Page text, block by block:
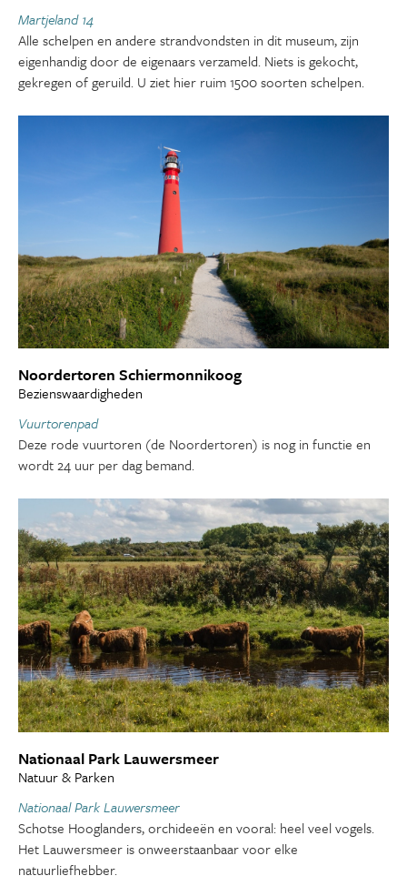
Martjeland 14
Alle schelpen en andere strandvondsten in dit museum, zijn
eigenhandig door de eigenaars verzameld. Niets is gekocht,
gekregen of geruild. U ziet hier ruim 1500 soorten schelpen.
Noordertoren Schiermonnikoog
Bezienswaardigheden
Vuurtorenpad
Deze rode vuurtoren (de Noordertoren) is nog in functie en
wordt 24 uur per dag bemand.
Nationaal Park Lauwersmeer
Natuur & Parken
Nationaal Park Lauwersmeer
Schotse Hooglanders, orchideeën en vooral: heel veel vogels.
Het Lauwersmeer is onweerstaanbaar voor elke
natuurliefhebber.